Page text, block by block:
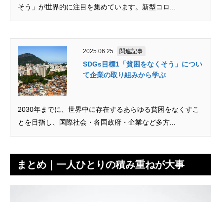
そう」が世界的に注目を集めています。新型コロ...
2025.06.25 関連記事
SDGs目標1「貧困をなくそう」につい
て企業の取り組みから学ぶ
2030年までに、世界中に存在するあらゆる貧困をなくすこ
とを目指し、国際社会・各国政府・企業など多方...
まとめ｜一人ひとりの積み重ねが大事